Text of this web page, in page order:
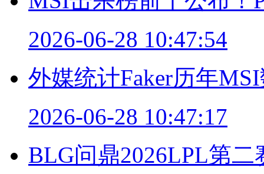
2026-06-28 10:47:54
外媒统计Faker历年
2026-06-28 10:47:17
BLG问鼎2026LPL第二